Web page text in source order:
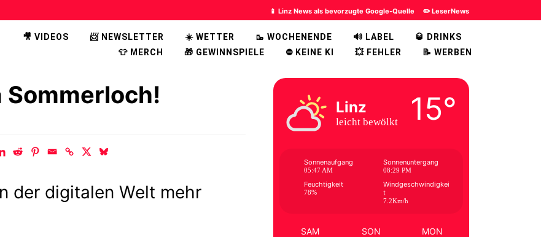
📱 Linz News als bevorzugte Google-Quelle ✏️ LeserNews
🎥 VIDEOS 📨 NEWSLETTER ☀️ WETTER 🥾 WOCHENENDE 🔊 LABEL
🥃 DRINKS
👕 MERCH
🎁 GEWINNSPIELE ⛔ KEINE KI 💥 FEHLER 📝 WERBEN
Sommerloch!
der digitalen Welt mehr
Linz
leicht bewölkt 15°
Sonnenaufgang
05:47 AM
Sonnenuntergang
08:29 PM
Feuchtigkeit
78%
Windgeschwindigkei
t
7.2Km/h
SAM SON MON